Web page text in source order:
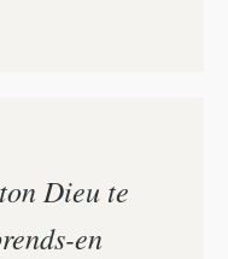
Dieu te
en